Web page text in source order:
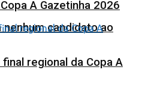
nenhum candidato ao
A Gazetinha 2026
regional da Copa A